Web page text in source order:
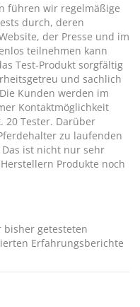
führen wir regelmäßige
durch, deren
der Presse und im
teilnehmen kann
Test-Produkt sorgfältig
und sachlich
Kunden werden im
Kontaktmöglichkeit
20 Tester. Darüber
zu laufenden
ist nicht nur sehr
Produkte noch
bisher getesteten
Erfahrungsberichte